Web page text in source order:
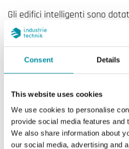
Consent Details
This website uses cookies
We use cookies to personalise
provide social media features and
We also share information about
our social media, advertising and
Gli edifici intelligenti sono
punti di misurazione che
costantemente lo stato
interno. Soprattutto negli
Pertanto, l’indipendenza dei
questione importante. Molte
raccolgono tutti i dati in
degli edifici, garantendo che